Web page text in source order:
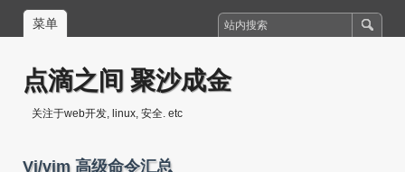
菜单
点滴之间 聚沙成金
关注于web开发, linux, 安全. etc
Vi/vim 高级命令汇总